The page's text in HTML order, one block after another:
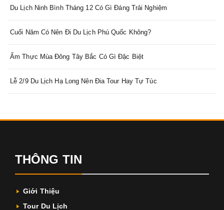
Du Lịch Ninh Bình Tháng 12 Có Gì Đáng Trải Nghiệm
Cuối Năm Có Nên Đi Du Lịch Phú Quốc Không?
Ẩm Thực Mùa Đông Tây Bắc Có Gì Đặc Biệt
Lễ 2/9 Du Lịch Hạ Long Nên Đia Tour Hay Tự Túc
THÔNG TIN
Giới Thiệu
Tour Du Lịch